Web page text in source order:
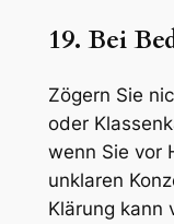
19. Bei
Zögern Sie
oder
wenn Sie vor
unklaren
Klärung kann